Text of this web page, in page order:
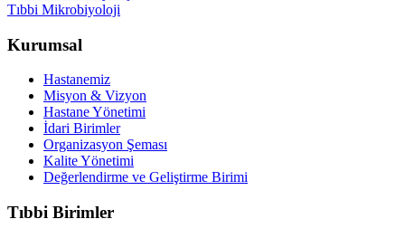
Tıbbi Mikrobiyoloji
Kurumsal
Hastanemiz
Misyon & Vizyon
Hastane Yönetimi
İdari Birimler
Organizasyon Şeması
Kalite Yönetimi
Değerlendirme ve Geliştirme Birimi
Tıbbi Birimler